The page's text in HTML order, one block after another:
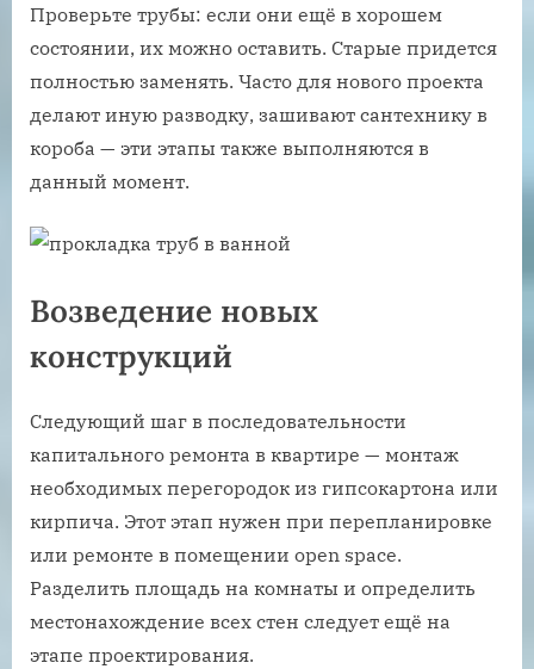
Проверьте трубы: если они ещё в хорошем
состоянии, их можно оставить. Старые придется
полностью заменять. Часто для нового проекта
делают иную разводку, зашивают сантехнику в
короба — эти этапы также выполняются в
данный момент.
Возведение новых
конструкций
Следующий шаг в последовательности
капитального ремонта в квартире — монтаж
необходимых перегородок из гипсокартона или
кирпича. Этот этап нужен при перепланировке
или ремонте в помещении open space.
Разделить площадь на комнаты и определить
местонахождение всех стен следует ещё на
этапе проектирования.